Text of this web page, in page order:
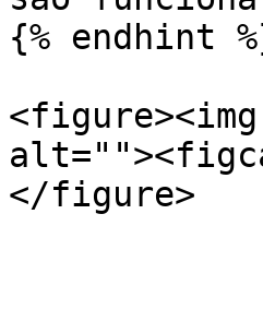
{% endhint
<figure><img